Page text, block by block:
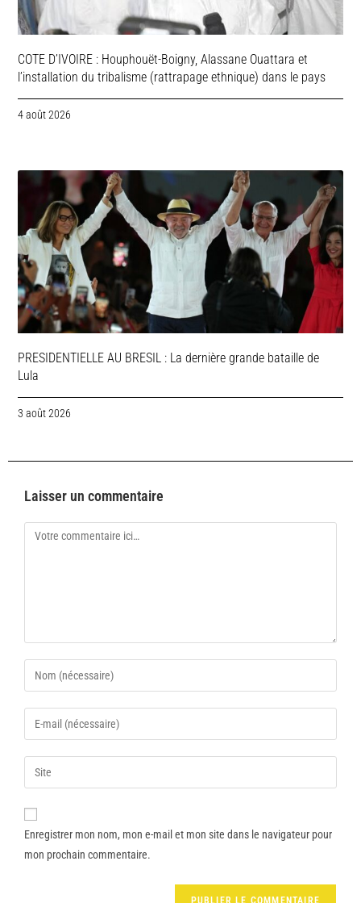
COTE D’IVOIRE : Houphouët-Boigny, Alassane Ouattara et
l’installation du tribalisme (rattrapage ethnique) dans le pays
4 août 2026
PRESIDENTIELLE AU BRESIL : La dernière grande bataille de
Lula
3 août 2026
Laisser un commentaire
Enregistrer mon nom, mon e-mail et mon site dans le navigateur pour
mon prochain commentaire.